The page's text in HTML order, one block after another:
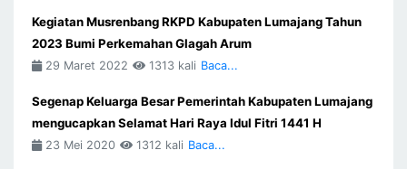
Kegiatan Musrenbang RKPD Kabupaten Lumajang Tahun
2023 Bumi Perkemahan Glagah Arum
29 Maret 2022 1313 kali Baca...
Segenap Keluarga Besar Pemerintah Kabupaten Lumajang
mengucapkan Selamat Hari Raya Idul Fitri 1441 H
23 Mei 2020 1312 kali Baca...